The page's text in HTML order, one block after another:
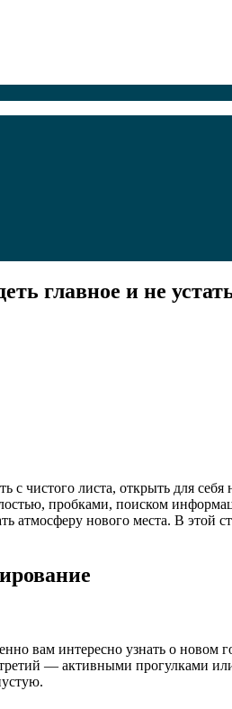
главное и не
с чистого листа, открыть для
пробками, поиском
атмосферу нового места. В этой
вам интересно узнать о новом
— активными прогулками